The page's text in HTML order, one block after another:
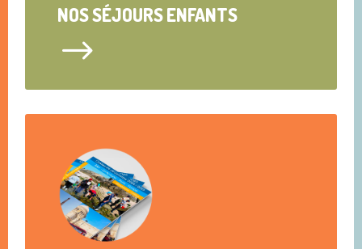
NOS SÉJOURS ENFANTS
$